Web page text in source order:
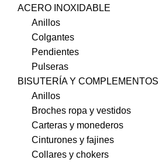
ACERO INOXIDABLE
Anillos
Colgantes
Pendientes
Pulseras
BISUTERÍA Y COMPLEMENTOS
Anillos
Broches ropa y vestidos
Carteras y monederos
Cinturones y fajines
Collares y chokers